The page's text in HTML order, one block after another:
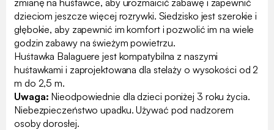
dzieciom jeszcze więcej rozrywki. Siedzisko jest szerokie i
głębokie, aby zapewnić im komfort i pozwolić im na wiele
godzin zabawy na świeżym powietrzu.
Huśtawka Balaguere jest kompatybilna z naszymi
huśtawkami i zaprojektowana dla stelaży o wysokości od 2
m do 2,5 m.
Uwaga: Nieodpowiednie dla dzieci poniżej 3 roku życia.
Niebezpieczeństwo upadku. Używać pod nadzorem
osoby dorosłej.